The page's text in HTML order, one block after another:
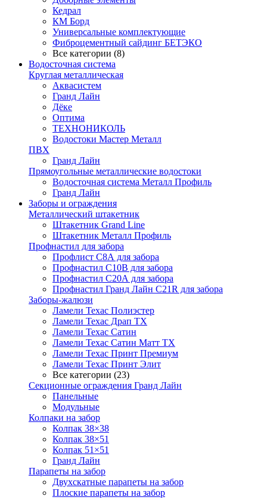
Кедрал
КМ Борд
Универсальные комплектующие
Фиброцементный сайдинг БЕТЭКО
Все категории (8)
Водосточная система
Круглая металлическая
Аквасистем
Гранд Лайн
Дёке
Оптима
ТЕХНОНИКОЛЬ
Водостоки Мастер Металл
ПВХ
Гранд Лайн
Прямоугольные металлические водостоки
Водосточная система Металл Профиль
Гранд Лайн
Заборы и ограждения
Металлический штакетник
Штакетник Grand Line
Штакетник Металл Профиль
Профнастил для забора
Профлист С8А для забора
Профнастил С10В для забора
Профнастил С20А для забора
Профнастил Гранд Лайн С21R для забора
Заборы-жалюзи
Ламели Техас Полиэстер
Ламели Техас Драп ТХ
Ламели Техас Сатин
Ламели Техас Сатин Матт ТХ
Ламели Техас Принт Премиум
Ламели Техас Принт Элит
Все категории (23)
Секционные ограждения Гранд Лайн
Панельные
Модульные
Колпаки на забор
Колпак 38×38
Колпак 38×51
Колпак 51×51
Гранд Лайн
Парапеты на забор
Двухскатные парапеты на забор
Плоские парапеты на забор